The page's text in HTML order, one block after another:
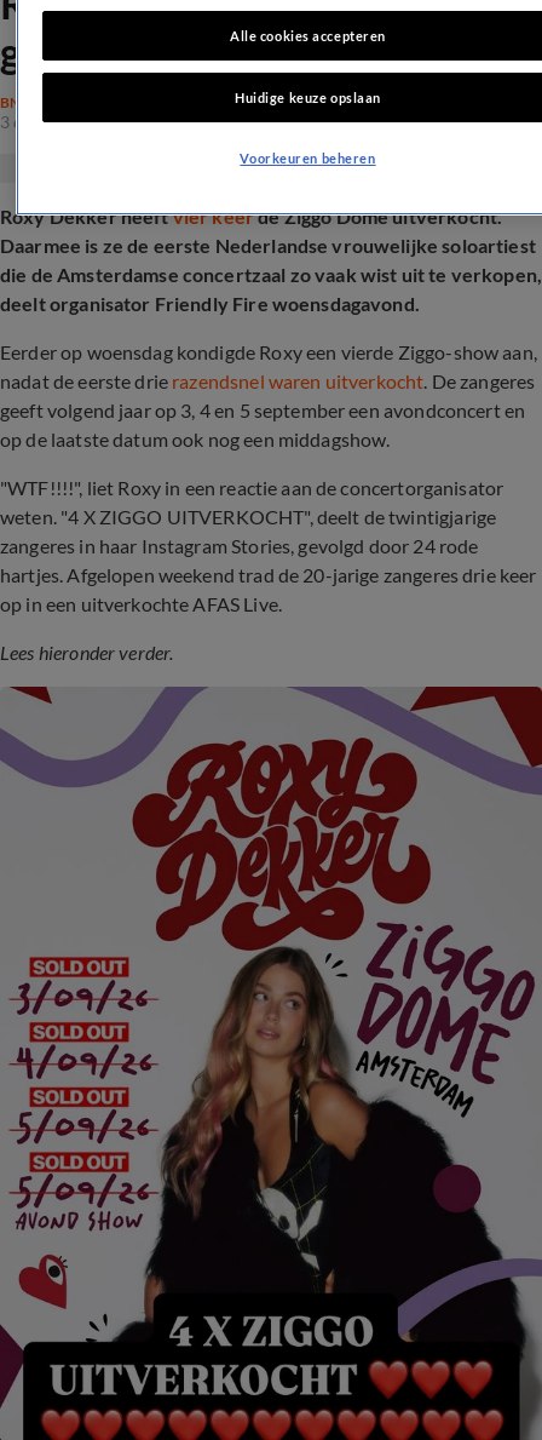
geschiedenis
BN'ERS
3 dec 2025, 21:17
Roxy Dekker heeftvier keerde Ziggo Dome uitverkocht.
Daarmee is ze de eerste Nederlandse vrouwelijke soloartiest
die de Amsterdamse concertzaal zo vaak wist uit te verkopen,
deelt organisator Friendly Fire woensdagavond.
Eerder op woensdag kondigde Roxy een vierde Ziggo-show aan,
nadat de eerste drie razendsnel waren uitverkocht. De zangeres
geeft volgend jaar op 3, 4 en 5 september een avondconcert en
op de laatste datum ook nog een middagshow.
"WTF!!!!", liet Roxy in een reactie aan de concertorganisator
weten. "4 X ZIGGO UITVERKOCHT", deelt de twintigjarige
zangeres in haar Instagram Stories, gevolgd door 24 rode
hartjes. Afgelopen weekend trad de 20-jarige zangeres drie keer
op in een uitverkochte AFAS Live.
Lees hieronder verder.
Alle cookies accepteren
Huidige keuze opslaan
Voorkeuren beheren